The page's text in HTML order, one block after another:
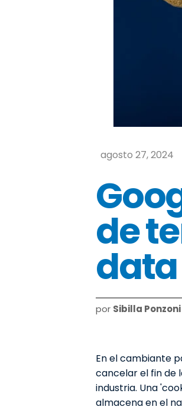
agosto 27, 2024
de
por Sibilla Ponzoni
En el cambiante
cancelar el fin de
industria. Una
almacena en el